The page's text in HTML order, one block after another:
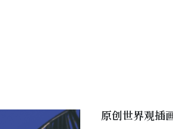
原创世界观插